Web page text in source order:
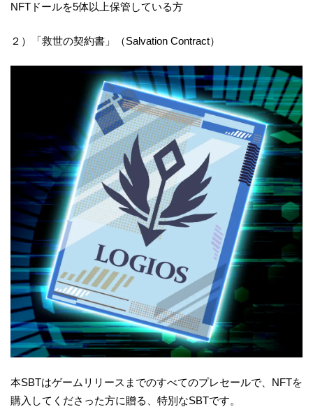
NFTドールを5体以上保管している方
２）「救世の契約書」（Salvation Contract）
本SBTはゲームリリースまでのすべてのプレセールで、NFTを
購入してくださった方に贈る、特別なSBTです。